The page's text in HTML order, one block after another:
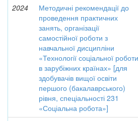
2024
Методичні рекомендації до
проведення практичних
занять, організації
самостійної роботи з
навчальної дисципліни
«Технології соціальної роботи
в зарубіжних країнах» [для
здобувачів вищої освіти
першого (бакалаврського)
рівня, спеціальності 231
«Соціальна робота»]